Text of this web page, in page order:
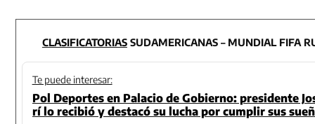
CLASIFICATORIASSUDAMERICANAS – MUNDIAL FIFA
Te puede interesar:
Pol Deportes en Palacio de Gobierno: presidente
rí lo recibió y destacó su lucha por cumplir sus